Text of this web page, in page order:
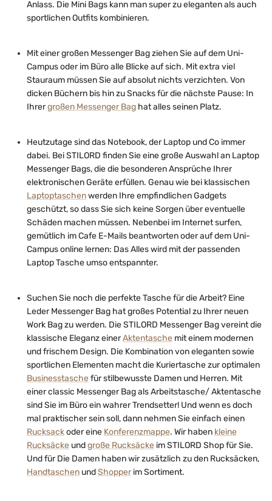
Anlass. Die Mini Bags kann man super zu eleganten als auch
sportlichen Outfits kombinieren.
Mit einer großen Messenger Bag ziehen Sie auf dem Uni-
Campus oder im Büro alle Blicke auf sich. Mit extra viel
Stauraum müssen Sie auf absolut nichts verzichten. Von
dicken Büchern bis hin zu Snacks für die nächste Pause: In
Ihrergroßen Messenger Bag hat alles seinen Platz.
Heutzutage sind das Notebook, der Laptop und Co immer
dabei. Bei STILORD finden Sie eine große Auswahl an Laptop
Messenger Bags, die die besonderen Ansprüche Ihrer
elektronischen Geräte erfüllen. Genau wie bei klassischen
Laptoptaschenwerden Ihre empfindlichen Gadgets
geschützt, so dass Sie sich keine Sorgen über eventuelle
Schäden machen müssen. Nebenbei im Internet surfen,
gemütlich im Cafe E-Mails beantworten oder auf dem Uni-
Campus online lernen: Das Alles wird mit der passenden
Laptop Tasche umso entspannter.
Suchen Sie noch die perfekte Tasche für die Arbeit? Eine
Leder Messenger Bag hat großes Potential zu Ihrer neuen
Work Bag zu werden. Die STILORD Messenger Bag vereint die
klassische Eleganz einerAktentasche mit einem modernen
und frischem Design. Die Kombination von eleganten sowie
sportlichen Elementen macht die Kuriertasche zur optimalen
Businesstasche für stilbewusste Damen und Herren. Mit
einer classic Messenger Bag als Arbeitstasche/ Aktentasche
sind Sie im Büro ein wahrer Trendsetter! Und wenn es doch
mal praktischer sein soll, dann nehmen Sie einfach einen
Rucksackoder eine Konferenzmappe. Wir haben kleine
Rucksäcke undgroße Rucksäcke im STILORD Shop für Sie.
Und für Die Damen haben wir zusätzlich zu den Rucksäcken,
Handtaschen undShopper im Sortiment.